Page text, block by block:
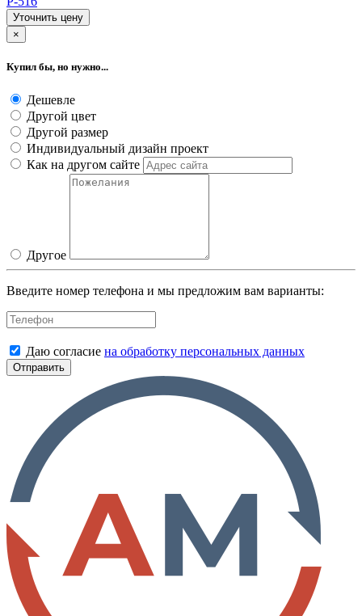
Уточнить цену
×
Купил бы, но нужно...
Дешевле
Другой цвет
Другой размер
Индивидуальный дизайн проект
Как на другом сайте
Другое
Введите номер телефона и мы предложим вам варианты:
Даю согласие на обработку персональных данных
Отправить